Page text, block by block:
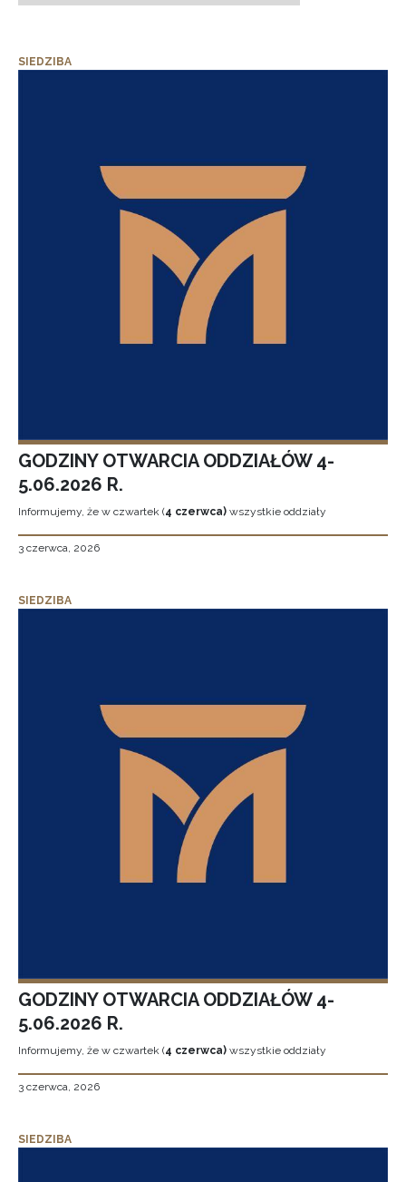
SIEDZIBA
GODZINY OTWARCIA ODDZIAŁÓW 4-
5.06.2026 R.
Informujemy, że w czwartek (4 czerwca) wszystkie oddziały
3 czerwca, 2026
SIEDZIBA
GODZINY OTWARCIA ODDZIAŁÓW 4-
5.06.2026 R.
Informujemy, że w czwartek (4 czerwca) wszystkie oddziały
3 czerwca, 2026
SIEDZIBA